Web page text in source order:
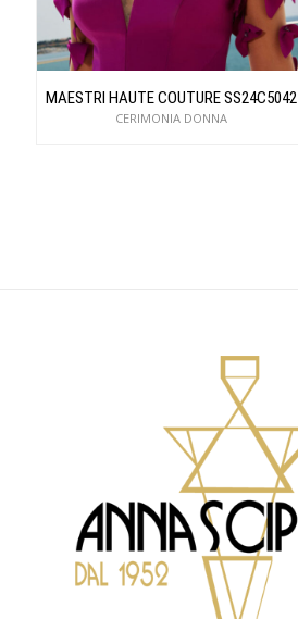
MAESTRI HAUTE COUTURE SS24C5042
CERIMONIA DONNA